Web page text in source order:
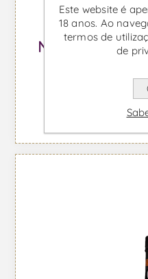
Noval Tawny
Desde
Este website é
18 anos. Ao
termos de
de